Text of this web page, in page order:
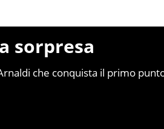
sorpresa
che conquista il primo